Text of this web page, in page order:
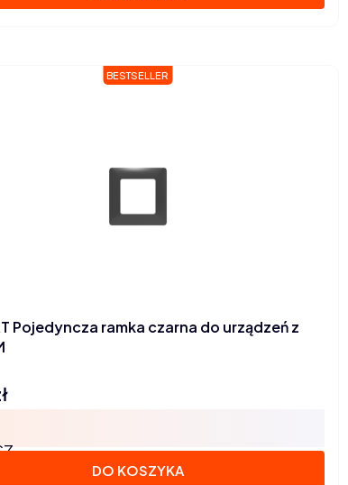
przewijanie
BESTSELLER
Pojedyncza ramka czarna do urządzeń z
DO KOSZYKA